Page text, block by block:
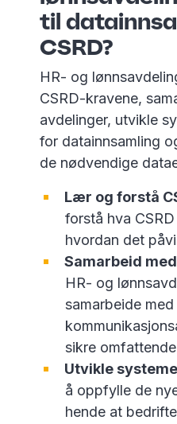
til
CSRD?
HR- og
CSRD-kravene,
avdelinger, utvikle
for datainnsamling
de nødvendige
Lær og forstå
forstå hva
hvordan det
Samarbeid
HR- og
samarbeide
sikre
Utvikle
å oppfylle de
hende at